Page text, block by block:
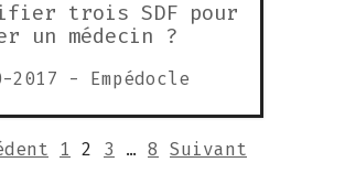
trois SDF pour
un médecin ?
2017 - Empédocle
1 2 3 … 8 Suivant